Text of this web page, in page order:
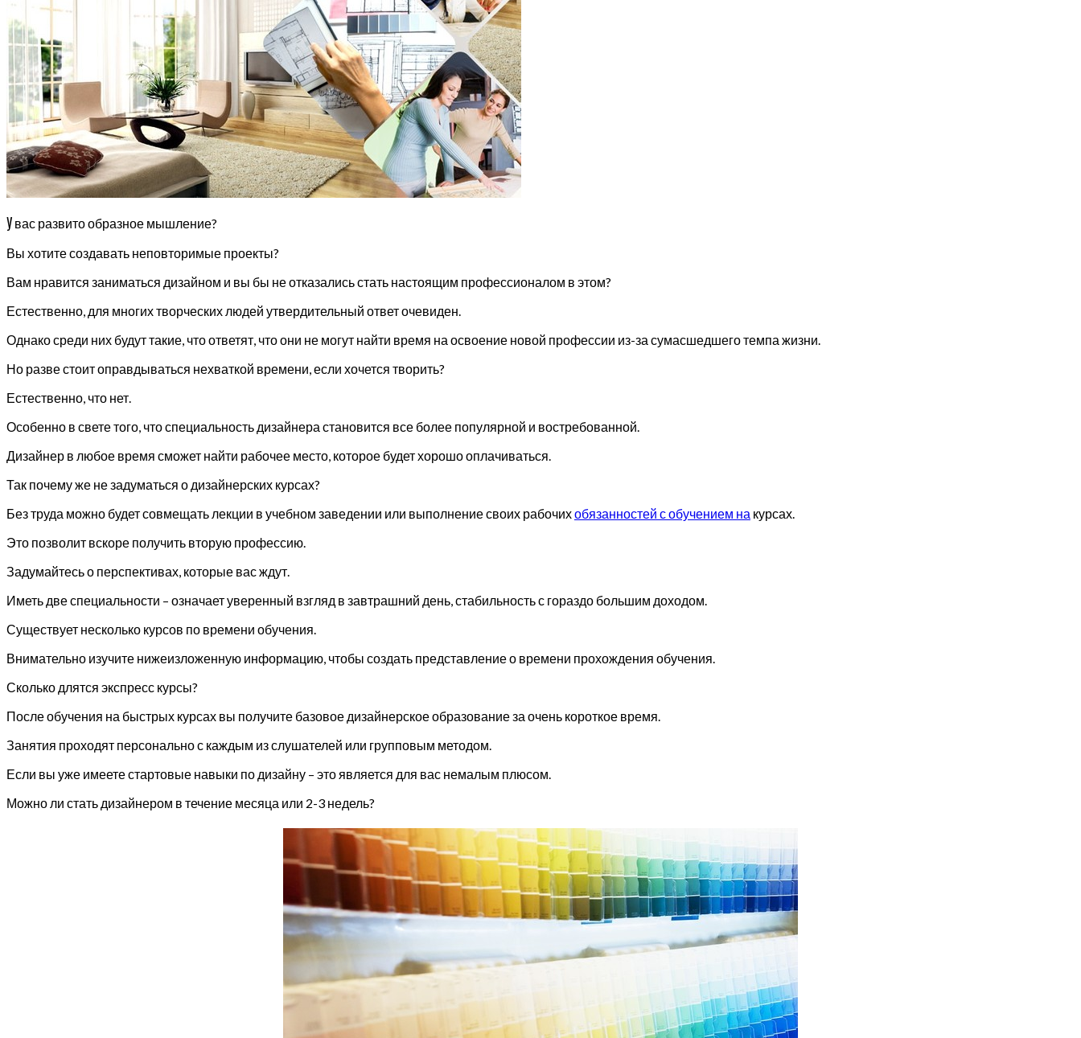
У вас развито образное мышление?
Вы хотите создавать неповторимые проекты?
Вам нравится заниматься дизайном и вы бы не отказались стать настоящим профессионалом в этом?
Естественно, для многих творческих людей утвердительный ответ очевиден.
Однако среди них будут такие, что ответят, что они не могут найти время на освоение новой профессии из-за сумасшедшего темпа жизни.
Но разве стоит оправдываться нехваткой времени, если хочется творить?
Естественно, что нет.
Особенно в свете того, что специальность дизайнера становится все более популярной и востребованной.
Дизайнер в любое время сможет найти рабочее место, которое будет хорошо оплачиваться.
Так почему же не задуматься о дизайнерских курсах?
Без труда можно будет совмещать лекции в учебном заведении или выполнение своих рабочихобязанностей с обучением на курсах.
Это позволит вскоре получить вторую профессию.
Задумайтесь о перспективах, которые вас ждут.
Иметь две специальности – означает уверенный взгляд в завтрашний день, стабильность с гораздо большим доходом.
Существует несколько курсов по времени обучения.
Внимательно изучите нижеизложенную информацию, чтобы создать представление о времени прохождения обучения.
Сколько длятся экспресс курсы?
После обучения на быстрых курсах вы получите базовое дизайнерское образование за очень короткое время.
Занятия проходят персонально с каждым из слушателей или групповым методом.
Если вы уже имеете стартовые навыки по дизайну – это является для вас немалым плюсом.
Можно ли стать дизайнером в течение месяца или 2-3 недель?